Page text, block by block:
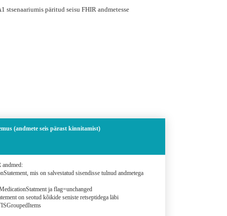
stsenaariumis päritud seisu FHIR andmetesse
(andmete seis pärast kinnitamist)
andmed:
mis on salvestatud sisendisse tulnud andmetega
ja flag=unchanged
on seotud kõikide seniste retseptidega läbi